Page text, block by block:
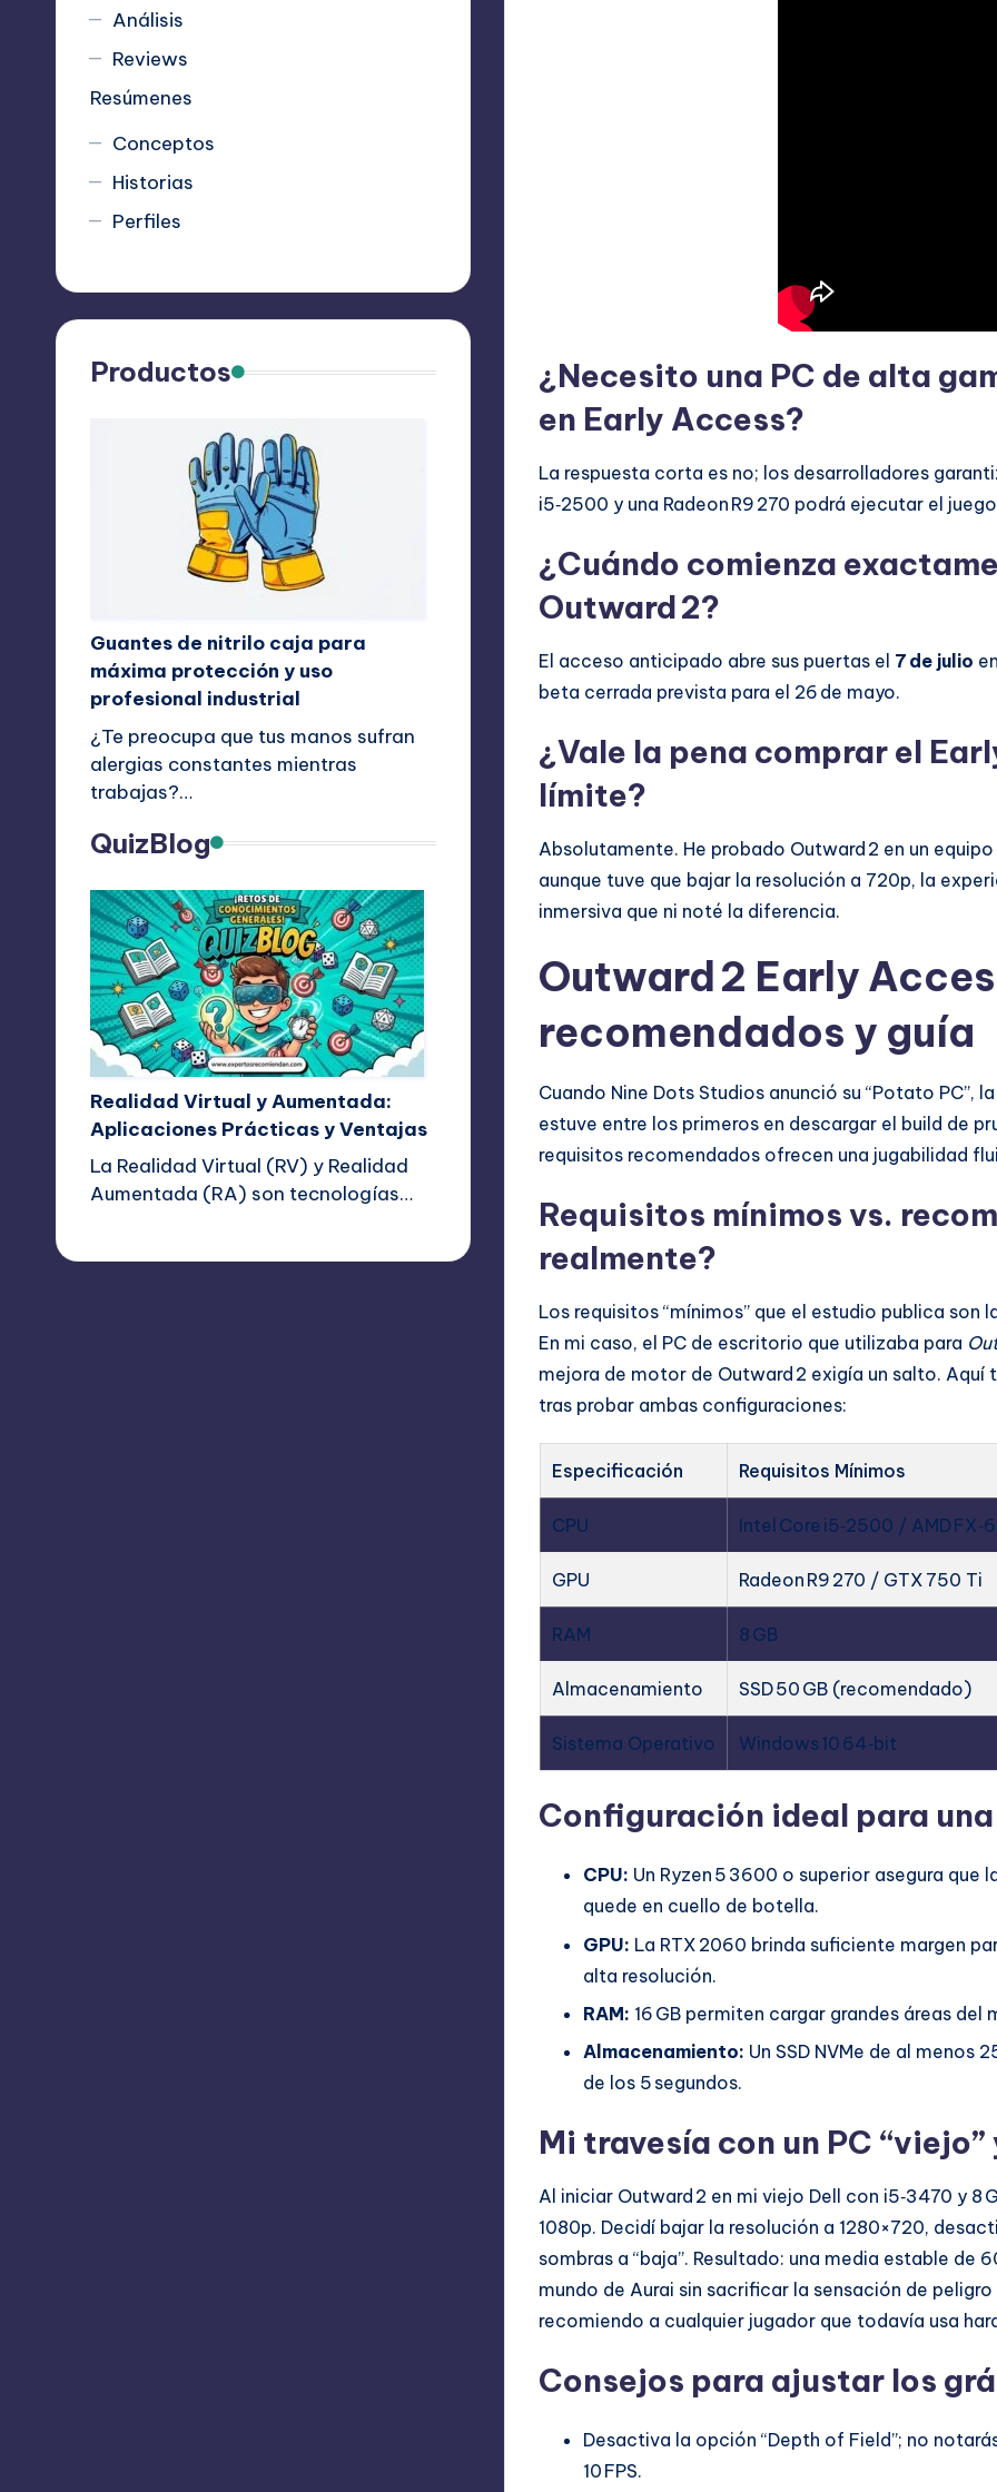
¿Necesito una PC de alta
en Early Access?
La respuesta corta es no; los desarrolladores
i5‑2500 y una Radeon R9 270 podrá ejecutar el
¿Cuándo comienza
Outward 2?
El acceso anticipado abre sus puertas el 7 de julio
beta cerrada prevista para el 26 de mayo.
¿Vale la pena comprar el
límite?
Absolutamente. He probado Outward 2 en un
aunque tuve que bajar la resolución a 720p, la
inmersiva que ni noté la diferencia.
Outward 2 Early
recomendados y guía
Cuando Nine Dots Studios anunció su “Potato PC”,
estuve entre los primeros en descargar el build de
requisitos recomendados ofrecen una jugabilidad
Requisitos mínimos vs.
realmente?
Los requisitos “mínimos” que el estudio publica
En mi caso, el PC de escritorio que utilizaba para
mejora de motor de Outward 2 exigía un salto.
tras probar ambas configuraciones:
Especificación Requisitos Mínimos
CPU Intel Core i5‑2500 / AMD
GPU Radeon R9 270 / GTX 750 Ti
RAM 8 GB
Almacenamiento SSD 50 GB (recomendado)
Sistema Operativo Windows 10 64‑bit
Configuración ideal para
CPU: Un Ryzen 5 3600 o superior asegura
quede en cuello de botella.
GPU: La RTX 2060 brinda suficiente margen
alta resolución.
RAM: 16 GB permiten cargar grandes áreas del
Almacenamiento: Un SSD NVMe de al menos
de los 5 segundos.
Mi travesía con un PC
Al iniciar Outward 2 en mi viejo Dell con i5‑3470 y 8
1080p. Decidí bajar la resolución a 1280×720,
sombras a “baja”. Resultado: una media estable de
mundo de Aurai sin sacrificar la sensación de
recomiendo a cualquier jugador que todavía usa
Consejos para ajustar los
Desactiva la opción “Depth of Field”; no
10 FPS.
Análisis
Reviews
Resúmenes
Conceptos
Historias
Perfiles
Productos
Guantes de nitrilo caja para
máxima protección y uso
profesional industrial
¿Te preocupa que tus manos sufran
alergias constantes mientras
trabajas?…
QuizBlog
Realidad Virtual y Aumentada:
Aplicaciones Prácticas y Ventajas
La Realidad Virtual (RV) y Realidad
Aumentada (RA) son tecnologías…